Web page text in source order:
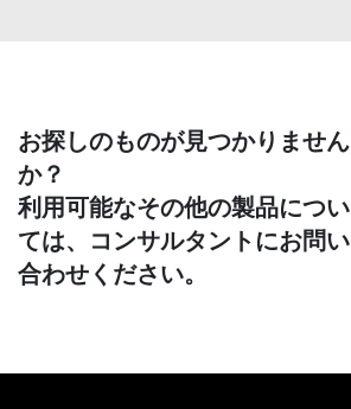
お探しのものが見つかりません
か？
利用可能なその他の製品につい
ては、コンサルタントにお問い
合わせください。